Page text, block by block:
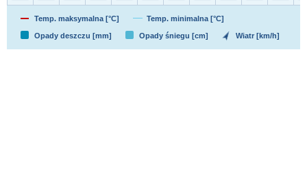
Temp. maksymalna [°C] Temp. minimalna [°C]
Opady deszczu [mm] Opady śniegu [cm] Wiatr [km/h]